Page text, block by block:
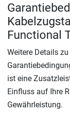
Functional
Weitere Details
ist eine
Einfluss auf Ihre
Gewährleistung.